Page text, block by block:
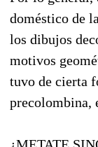
doméstico de
los dibujos
motivos
tuvo de cierta